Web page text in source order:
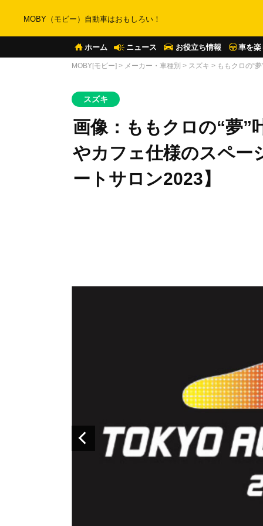
MOBY（モビー）自動車はおもしろい！
ホーム ニュース お役立ち情報 車を楽
MOBY[モビー] > メーカー・車種別 > スズキ > ももクロの“
スズキ
画像：ももクロの“夢”
やカフェ仕様のスペー
ートサロン2023】